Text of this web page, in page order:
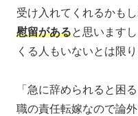
受け入れてくれるかもし
慰留があると思います
くる人もいないとは限り
「急に辞められると困
職の責任転嫁なので論外